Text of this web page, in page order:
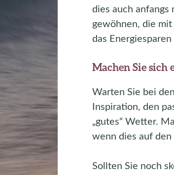
dies auch
gewöhnen, die mit
das Energiesparen
Machen Sie sich
Warten Sie bei
Inspiration, den
„gutes“ Wetter.
wenn dies auf
Sollten Sie noch